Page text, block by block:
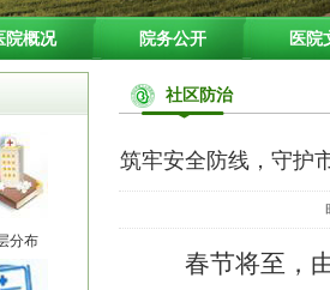
院概况 院务公开 医院
分布
社区防治
筑牢安全防线，守护
春节将至，